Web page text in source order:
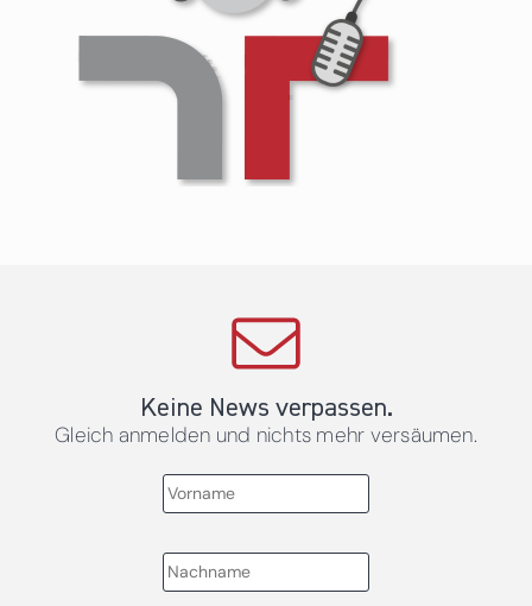
Keine News verpassen.
Gleich anmelden und nichts mehr versäumen.